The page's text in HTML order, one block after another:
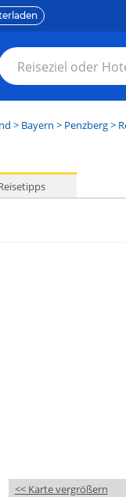
> Bayern > Penzberg>
<< Karte vergrößern